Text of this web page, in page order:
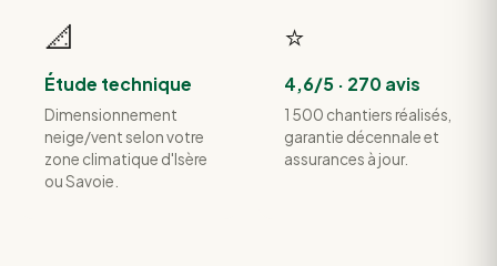
📐
Étude technique
Dimensionnement
neige/vent selon votre
zone climatique d'Isère
ou Savoie.
⭐
4,6/5 · 270 avis
1 500 chantiers réalisés,
garantie décennale et
assurances à jour.